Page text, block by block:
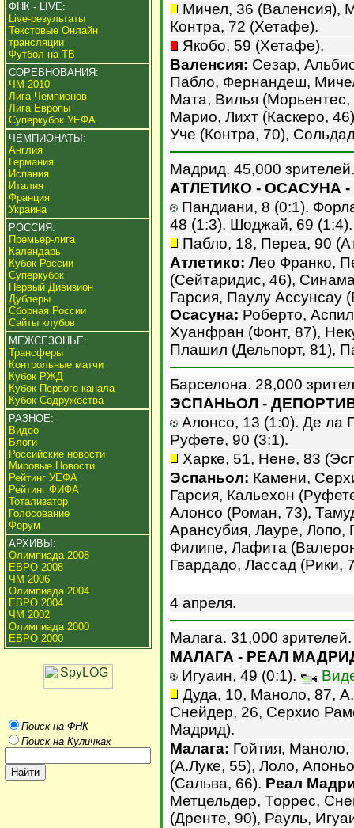
ФНК - LIVE:
Live-результаты
Текстовые Онлайн
трансляции
Футбол на ТВ
СОРЕВНОВАНИЯ:
ЧМ 2010
Лига Чемпионов
Лига Европы
Суперкубок УЕФА
ЧЕМПИОНАТЫ:
Англия
Германия
Испания
Италия
Франция
Украина
РОССИЯ:
Премьер-лига
Календарь
Кубок России
Суперкубок
Первый Дивизион
Дублеры
Сборная России
Сайты клубов
МЕЖСЕЗОНЬЕ:
Трансферы
Контрольные матчи
Кубок РЖД
Кубок Первого канала
Кубок Содружества
РАЗНОЕ:
Видео
Блоги
Российские новости
Мировые Новости
Рейтинг УЕФА
Рейтинг ФИФА
Тотализатор
Голосование
Форум
АРХИВЫ:
Олимпиада 2008
ЕВРО 2008
ЧМ 2006
Олимпиада 2004
ЕВРО 2004
ЧМ 2002
Олимпиада 2000
ЕВРО 2000
Поиск на ФНК
Поиск на Куличках
Мичел, 36 (Валенсия),
Контра, 72 (Хетафе).
Якобо, 59 (Хетафе).
Валенсия: Сезар,
Пабло, Фернандеш,
Мата, Вилья
Марио, Лихт (Каскеро,
Уче (Контра, 70),
Мадрид. 45,000 зрителей.
АТЛЕТИКО - ОСАСУНА -
Пандиани, 8 (0:1).
48 (1:3). Шоджай, 69
Пабло, 18, Переа, 90
Атлетико: Лео Франко,
(Сейтаридис, 46),
Гарсия, Паулу Ассунсау
Осасуна: Роберто,
Хуанфран (Фонт, 87),
Плашил (Дельпорт, 81),
Барселона. 28,000
ЭСПАНЬОЛ -
Алонсо, 13 (1:0). Де ла
Руфете, 90 (3:1).
Харке, 51, Нене, 83
Эспаньол: Камени,
Гарсия, Кальехон
Алонсо (Роман, 73),
Арансубия, Лауре,
Филипе, Лафита
Гвардадо, Лассад (Рики,
4 апреля.
Малага. 31,000 зрителей.
МАЛАГА - РЕАЛ
Игуаин, 49 (0:1).
Дуда, 10, Маноло, 87,
Снейдер, 26, Серхио
Мадрид).
Малага: Гойтия, Маноло,
(А.Луке, 55), Лоло,
(Сальва, 66). Реал
Метцельдер, Торрес,
(Дренте, 90), Рауль,